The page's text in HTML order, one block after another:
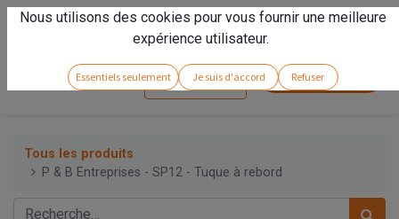
Vivez l'expérienceArseno!
Se connecter Service client
Tous les produits
P & B Entreprises - SP12 - Tuque à rebord
Nous utilisons des cookies pour vous fournir une meilleure
expérience utilisateur.
Essentiels seulement Je suis d'accord Refuser